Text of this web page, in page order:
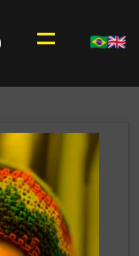
×
su nuevo